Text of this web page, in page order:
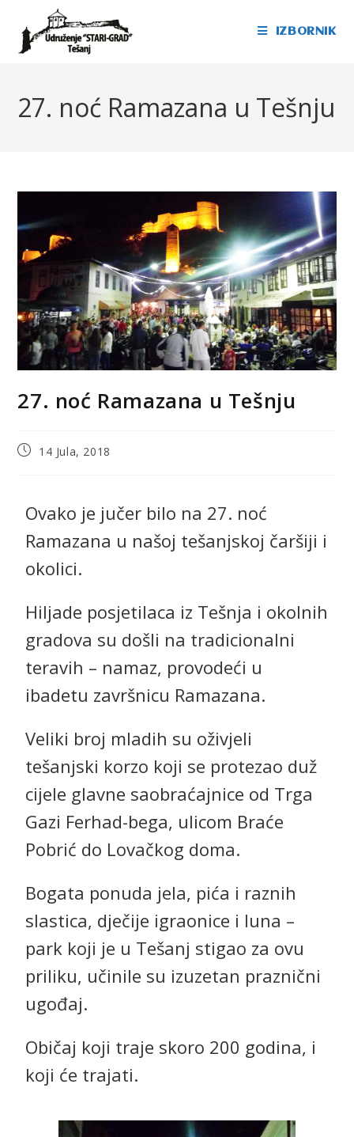
IZBORNIK
27. noć Ramazana u Tešnju
27. noć Ramazana u Tešnju
14 Jula, 2018
Ovako je jučer bilo na 27. noć
Ramazana u našoj tešanjskoj čaršiji i
okolici.
Hiljade posjetilaca iz Tešnja i okolnih
gradova su došli na tradicionalni
teravih – namaz, provodeći u
ibadetu završnicu Ramazana.
Veliki broj mladih su oživjeli
tešanjski korzo koji se protezao duž
cijele glavne saobraćajnice od Trga
Gazi Ferhad-bega, ulicom Braće
Pobrić do Lovačkog doma.
Bogata ponuda jela, pića i raznih
slastica, dječije igraonice i luna –
park koji je u Tešanj stigao za ovu
priliku, učinile su izuzetan praznični
ugođaj.
Običaj koji traje skoro 200 godina, i
koji će trajati.